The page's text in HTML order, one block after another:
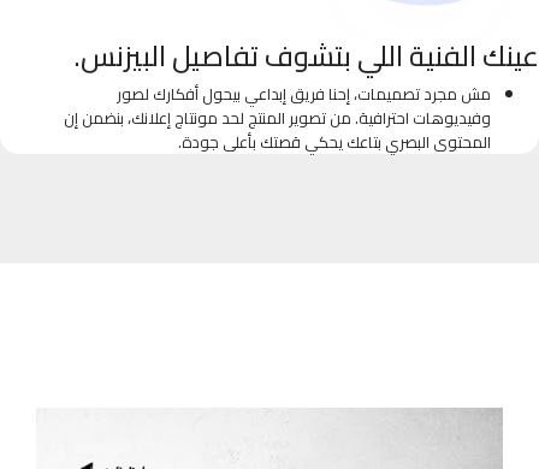
عينك الفنية اللي بتشوف تفاصيل البيزنس.
مش مجرد تصميمات، إحنا فريق إبداعي بيحول أفكارك لصور
وفيديوهات احترافية. من تصوير المنتج لحد مونتاج إعلانك، بنضمن إن
المحتوى البصري بتاعك يحكي قصتك بأعلى جودة.